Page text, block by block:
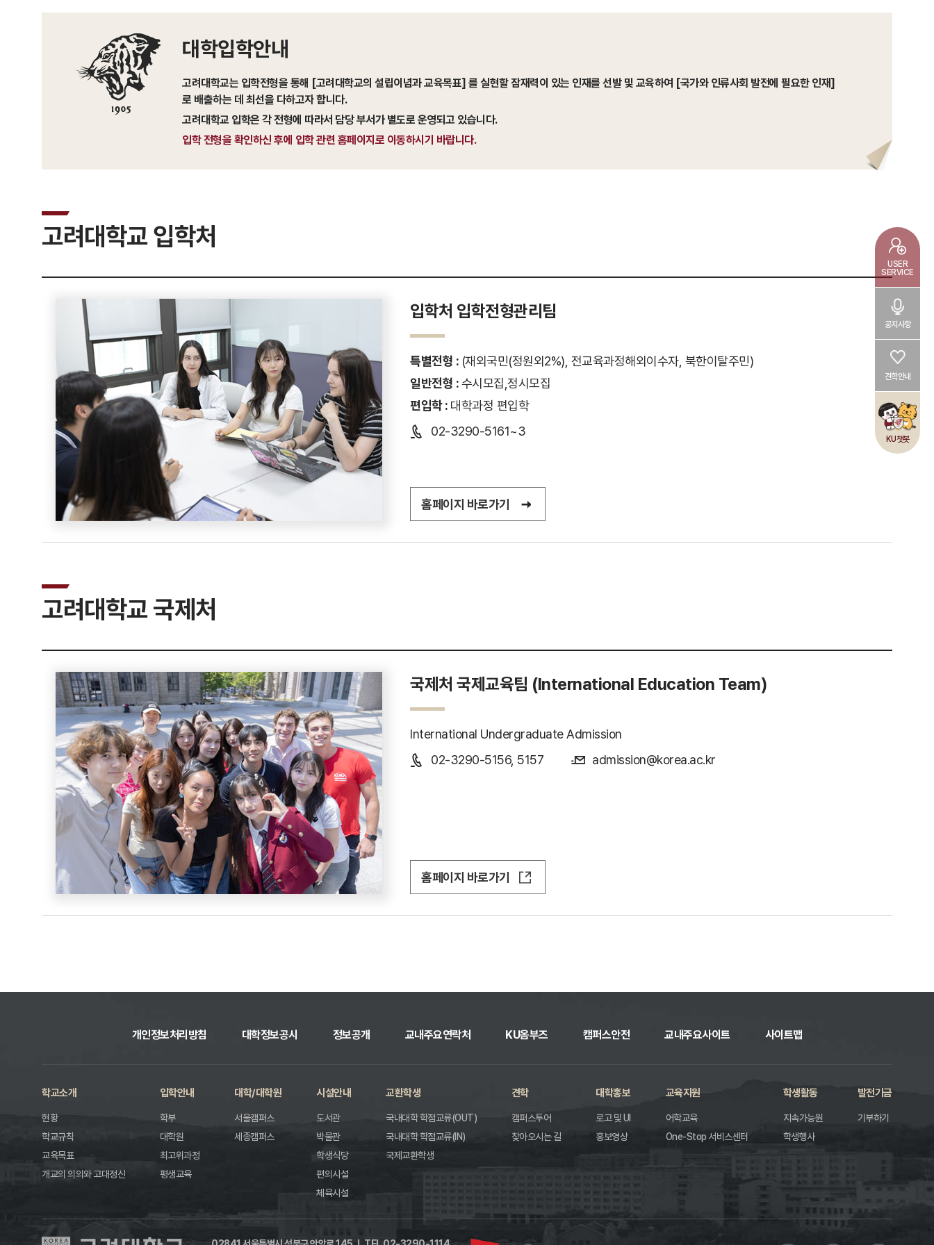
USER
SERVICE
공지사항
견학안내
KU챗봇
대학입학안내
고려대학교는 입학전형을 통해 [고려대학교의 설립이념과 교육목표] 를 실현할 잠재력이 있는 인재를 선발 및 교육하여 [국가와 인류사회 발전에 필요한 인재]
로 배출하는 데 최선을 다하고자 합니다.
고려대학교 입학은 각 전형에 따라서 담당 부서가 별도로 운영되고 있습니다.
입학 전형을 확인하신 후에 입학 관련 홈페이지로 이동하시기 바랍니다.
고려대학교 입학처
입학처 입학전형관리팀
특별전형 : (재외국민(정원외2%), 전교육과정해외이수자, 북한이탈주민)
일반전형 :수시모집,정시모집
편입학 : 대학과정 편입학
02-3290-5161~3
홈페이지 바로가기
고려대학교 국제처
국제처 국제교육팀 (International Education Team)
International Undergraduate Admission
02-3290-5156, 5157
admission@korea.ac.kr
홈페이지 바로가기
개인정보처리방침 대학정보공시 정보공개 교내주요연락처 KU옴부즈 캠퍼스안전 교내주요사이트 사이트맵
학교소개
현황
학교규칙
교육목표
개교의 의의와 고대정신
입학안내
학부
대학원
최고위과정
평생교육
대학/대학원
서울캠퍼스
세종캠퍼스
시설안내
도서관
박물관
학생식당
편의시설
체육시설
교환학생
국내대학 학점교류(OUT)
국내대학 학점교류(IN)
국제교환학생
견학
캠퍼스투어
찾아오시는 길
대학홍보
로고 및 UI
홍보영상
교육지원
어학교육
One-Stop 서비스센터
학생활동
지속가능원
학생행사
발전기금
기부하기